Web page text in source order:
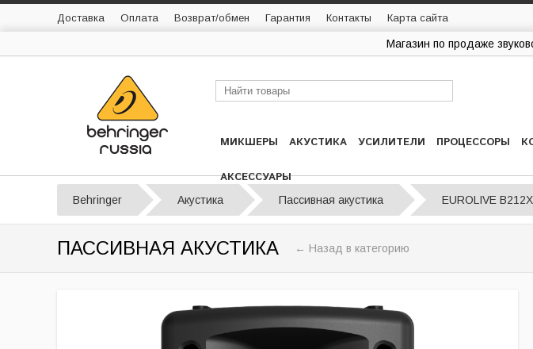
Доставка Оплата Возврат/обмен Гарантия Контакты Карта сайта
Магазин по продаже
МИКШЕРЫ АКУСТИКА УСИЛИТЕЛИ ПРОЦЕССОРЫ
АКСЕССУАРЫ
Behringer Акустика Пассивная акустика EUROLIVE
ПАССИВНАЯ АКУСТИКА ← Назад в категорию